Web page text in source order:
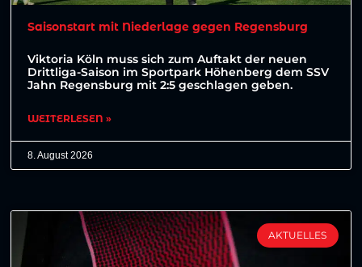
Saisonstart mit Niederlage gegen Regensburg
Viktoria Köln muss sich zum Auftakt der neuen
Drittliga-Saison im Sportpark Höhenberg dem SSV
Jahn Regensburg mit 2:5 geschlagen geben.
WEITERLESEN »
8. August 2026
AKTUELLES